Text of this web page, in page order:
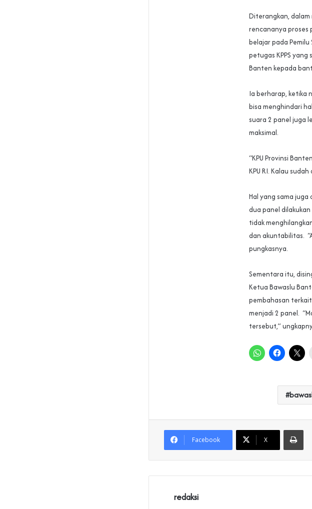
Diterangkan,
rencananya proses
belajar pada
petugas KPPS yang
Banten kepada
Ia berharap, ketika
bisa menghindari
suara 2 panel juga
maksimal.
“KPU Provinsi
KPU RI. Kalau
Hal yang sama juga
dua panel
tidak
dan akuntabilitas.
pungkasnya.
Sementara itu,
Ketua Bawaslu
pembahasan
menjadi 2 panel.
tersebut,”
Facebook X
Print
redaksi